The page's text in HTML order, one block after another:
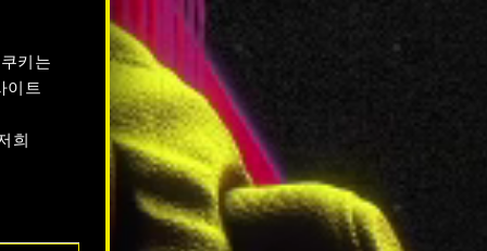
키는
이트
희
인할